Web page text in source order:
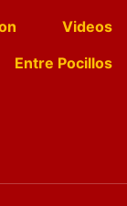
Videos
Entre Pocillos